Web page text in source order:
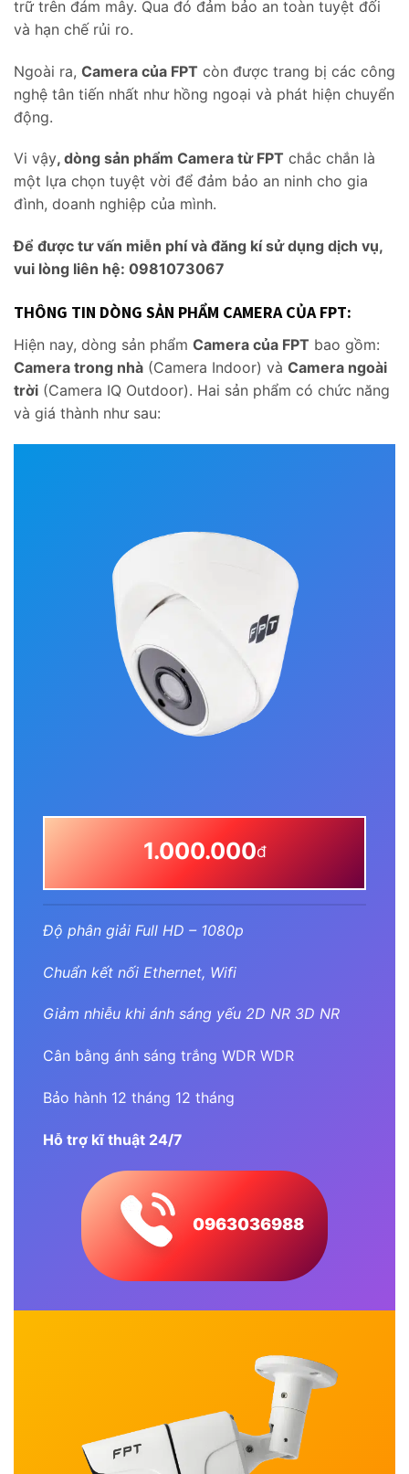
trữ trên đám mây. Qua đó đảm bảo an toàn tuyệt đối
và hạn chế rủi ro.
Ngoài ra, Camera của FPT còn được trang bị các công
nghệ tân tiến nhất như hồng ngoại và phát hiện chuyển
động.
Vi vậy, dòng sản phẩm Camera từ FPT chắc chắn là
một lựa chọn tuyệt vời để đảm bảo an ninh cho gia
đình, doanh nghiệp của mình.
Để được tư vấn miễn phí và đăng kí sử dụng dịch vụ,
vui lòng liên hệ: 0981073067
THÔNG TIN DÒNG SẢN PHẨM CAMERA CỦA FPT:
Hiện nay, dòng sản phẩm Camera của FPT bao gồm:
Camera trong nhà (Camera Indoor) và Camera ngoài
trời (Camera IQ Outdoor). Hai sản phẩm có chức năng
và giá thành như sau:
1.000.000đ
Độ phân giải Full HD – 1080p
Chuẩn kết nối Ethernet, Wifi
Giảm nhiễu khi ánh sáng yếu 2D NR 3D NR
Cân bằng ánh sáng trắng WDR WDR
Bảo hành 12 tháng 12 tháng
Hỗ trợ kĩ thuật 24/7
0963036988